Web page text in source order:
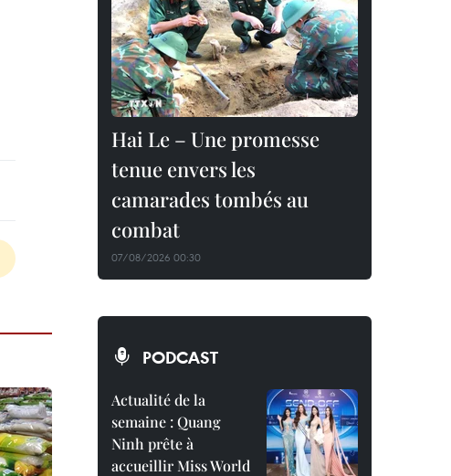
Hai Le – Une promesse
tenue envers les
camarades tombés au
combat
07/08/2026 00:30
PODCAST
Actualité de la
semaine : Quang
Ninh prête à
accueillir Miss World